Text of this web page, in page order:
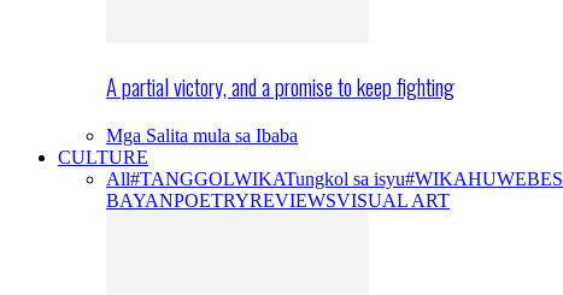
A partial victory, and a promise to keep fighting
Mga Salita mula sa Ibaba
CULTURE
All#TANGGOLWIKATungkol sa isyu#WIKAHUWEBES
BAYANPOETRYREVIEWSVISUAL ART